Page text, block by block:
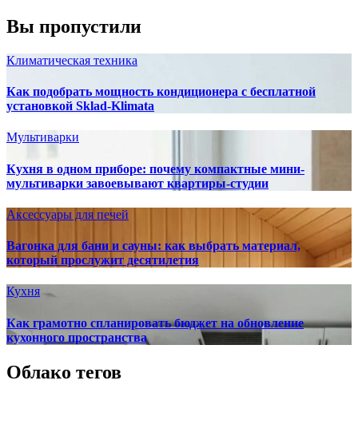
Вы пропустили
Климатическая техника
Как подобрать мощность кондиционера с бесплатной
установкой Sklad-Klimata
Мультиварки
Кухня в одном приборе: почему компактные мини-
мультиварки завоевывают квартиры-студии
Аксессуары для печей
Вагонка для бани и сауны: как выбрать материал,
который прослужит десятилетия
Кухня
Как грамотно спланировать бюджет на обновление
кухонного пространства
Облако тегов